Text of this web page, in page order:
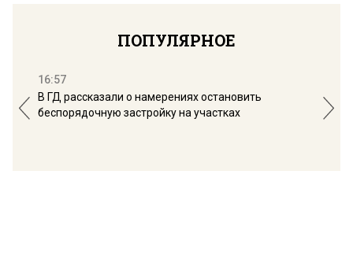
ПОПУЛЯРНОЕ
16:57
В ГД рассказали о намерениях остановить
беспорядочную застройку на участках